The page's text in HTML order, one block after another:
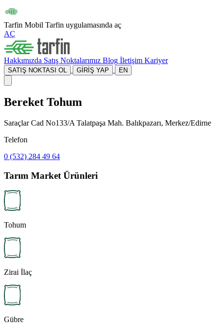
Tarfin Mobil Tarfin uygulamasında aç
AÇ
Hakkımızda Satış Noktalarımız Blog İletişim Kariyer
SATIŞ NOKTASI OL GİRİŞ YAP EN
Bereket Tohum
Saraçlar Cad No133/A Talatpaşa Mah. Balıkpazarı, Merkez/Edirne
Telefon
0 (532) 284 49 64
Tarım Market Ürünleri
Tohum
Zirai İlaç
Gübre